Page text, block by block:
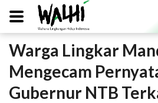
Warga Lingkar
Mengecam
Gubernur NTB